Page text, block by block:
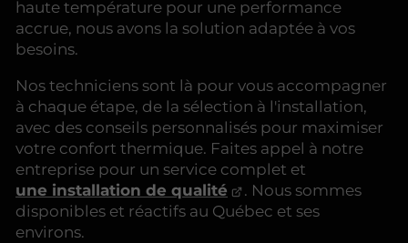
haute température pour une performance
accrue, nous avons la solution adaptée à vos
besoins.
Nos techniciens sont là pour vous accompagner
à chaque étape, de la sélection à l'installation,
avec des conseils personnalisés pour maximiser
votre confort thermique. Faites appel à notre
entreprise pour un service complet et
une installation de qualité
. Nous sommes
disponibles et réactifs au Québec et ses
environs.